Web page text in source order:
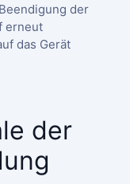
der
erneut
das Gerät
der